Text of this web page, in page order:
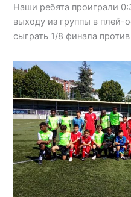
Наши ребята проиграли
выходу из группы в плей-
сыграть 1/8 финала